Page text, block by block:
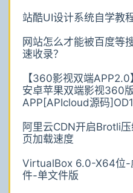
站酷UI设计系统自学教
网站怎么才能被百度等
速收录？
【360影视双端APP2.0
安卓苹果双端影视360
APP[APIcloud源码
阿里云CDN开启Brotli压
页加载速度
VirtualBox 6.0-X64位-
件-单文件版